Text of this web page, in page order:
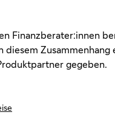
Finanzberater:innen
diesem
gegeben.